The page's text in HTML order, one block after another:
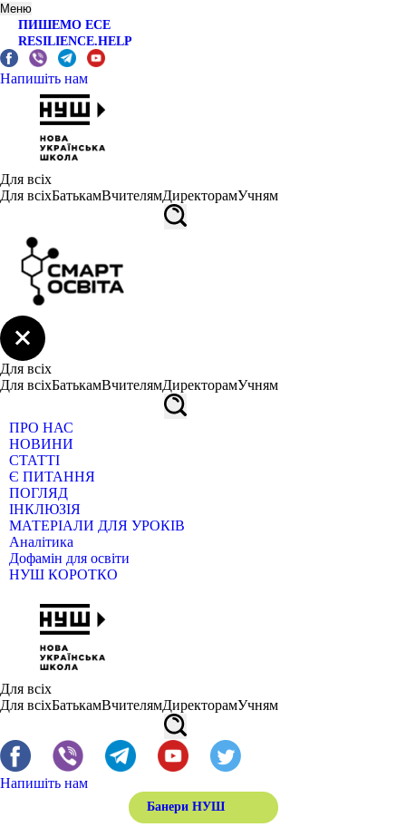
Меню
ПИШЕМО ЕСЕ
RESILIENCE.HELP
Напишіть нам
Для всіх
Для всіхБатькамВчителямДиректорамУчням
Для всіх
Для всіхБатькамВчителямДиректорамУчням
ПРО НАС
НОВИНИ
СТАТТІ
Є ПИТАННЯ
ПОГЛЯД
ІНКЛЮЗІЯ
МАТЕРІАЛИ ДЛЯ УРОКІВ
Аналітика
Дофамін для освіти
НУШ КОРОТКО
Для всіх
Для всіхБатькамВчителямДиректорамУчням
Напишіть нам
Банери НУШ